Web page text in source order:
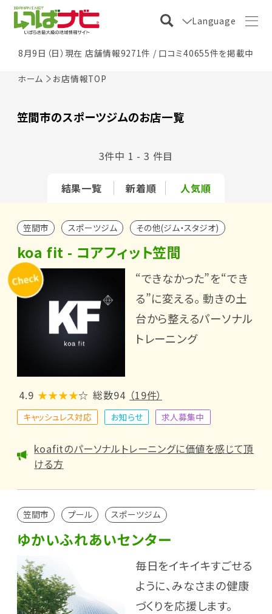
Language
8月9日（日）現在 店舗情報9271件 / 口コミ40655件を掲載中
ホーム お店情報TOP
笠間市のスポーツジムのお店一覧
結果一覧 新着順 人気順
3件中 1 - 3 件目
笠間市 スポーツジム その他(ジム・スタジオ)
koa fit - コアフィット笠間
“できなかった”を“でき
る”に変える。 動きの土
台から整えるパーソナル
トレーニング
4.9 ★★★★☆ 総数94 （19件）
キャッシュレス対応 お知らせ 求人募集中
koafitのパーソナルトレーニングに価値を感じて頂
ける方
笠間市 プール スポーツジム
ゆかいふれあいセンター
毎日をイキイキすごせる
ように、みなさまの健康
づくりを応援します。